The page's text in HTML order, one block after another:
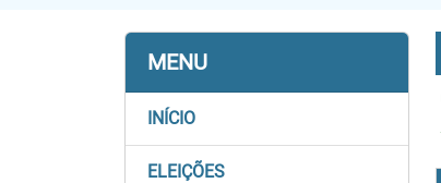
MENU
INÍCIO
ELEIÇÕES